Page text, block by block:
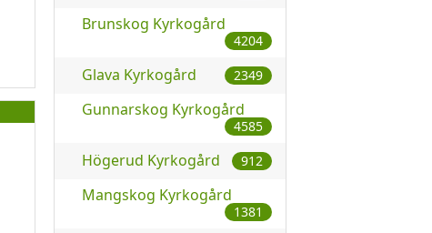
Brunskog Kyrkogård
4204
Glava Kyrkogård 2349
Gunnarskog Kyrkogård
4585
Högerud Kyrkogård 912
Mangskog Kyrkogård
1381